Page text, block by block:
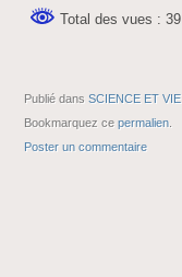
Total des vues : 39
Publié dans SCIENCE ET VIE
Bookmarquez ce permalien
Poster un commentaire